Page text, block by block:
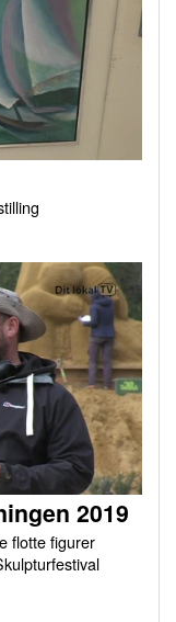
2019
flotte figurer